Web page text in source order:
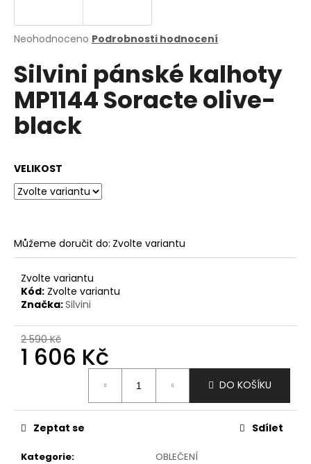
Průměrné
produktu
je
0,0
5
hvězdiček.
Neohodnoceno Podrobnosti hodnocení
Silvini pánské kalhoty
MP1144 Soracte olive-
black
VELIKOST
Můžeme doručit do: Zvolte variantu
Zvolte variantu
Kód: Zvolte variantu
Značka:Silvini
2 590 Kč
1 606 Kč
DO KOŠÍKU
Kategorie:
OBLEČENÍ
Zeptat se Sdílet
j
t
?
o
p
u
č
u